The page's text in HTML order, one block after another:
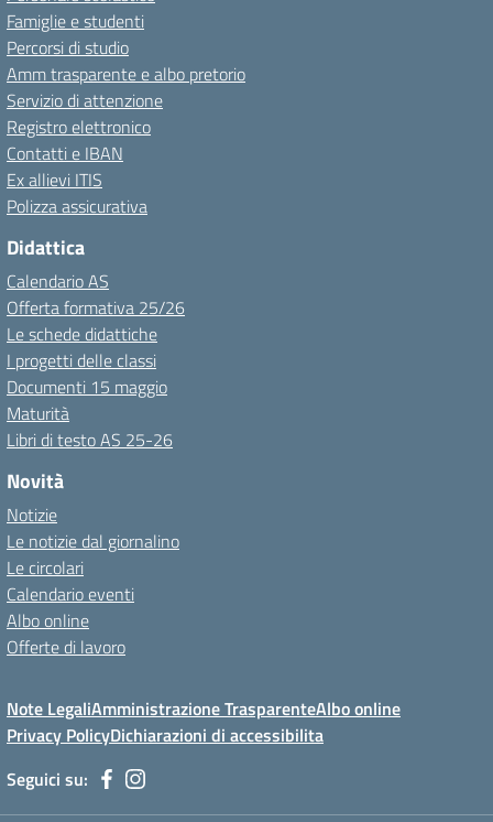
Famiglie e studenti
Percorsi di studio
Amm trasparente e albo pretorio
Servizio di attenzione
Registro elettronico
Contatti e IBAN
Ex allievi ITIS
Polizza assicurativa
Didattica
Calendario AS
Offerta formativa 25/26
Le schede didattiche
I progetti delle classi
Documenti 15 maggio
Maturità
Libri di testo AS 25-26
Novità
Notizie
Le notizie dal giornalino
Le circolari
Calendario eventi
Albo online
Offerte di lavoro
Note LegaliAmministrazione TrasparenteAlbo online
Privacy PolicyDichiarazioni di accessibilita
Seguici su: